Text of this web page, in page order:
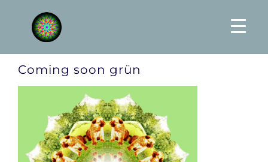
content
Coming soon grün